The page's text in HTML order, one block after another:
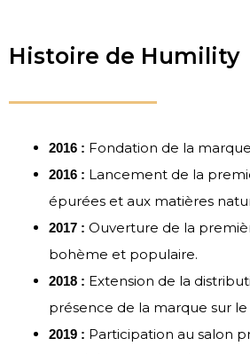
Histoire de Humility
2016 : Fondation de la
2016 : Lancement de la
épurées et aux matières
2017 : Ouverture de la
bohème et populaire.
2018 : Extension de la
présence de la marque sur
2019 : Participation au salon